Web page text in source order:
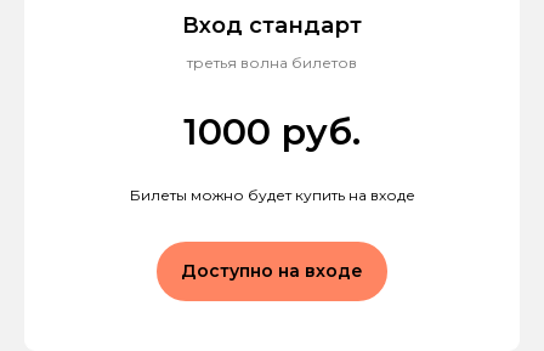
Вход стандарт
третья волна билетов
1000 руб.
Билеты можно будет купить на входе
Доступно на входе